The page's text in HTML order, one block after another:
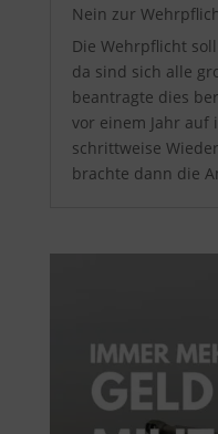
Nein zur
Die Wehrpflicht
da sind sich alle
beantragte dies
vor einem Jahr auf
schrittweise
brachte dann die